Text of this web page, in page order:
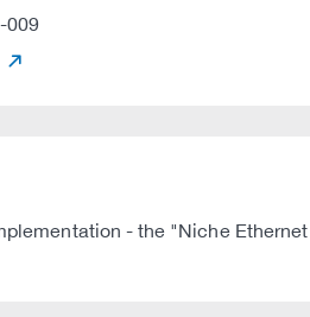
009
- the "Niche